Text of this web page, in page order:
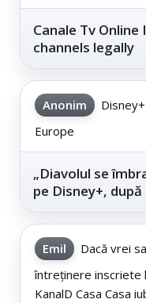
Canale Tv
channels legally
Anonim
Europe
„Diavolul se
pe Disney+,
Emil
Dacă vrei
întreținere inscriete
KanalD Casa Casa